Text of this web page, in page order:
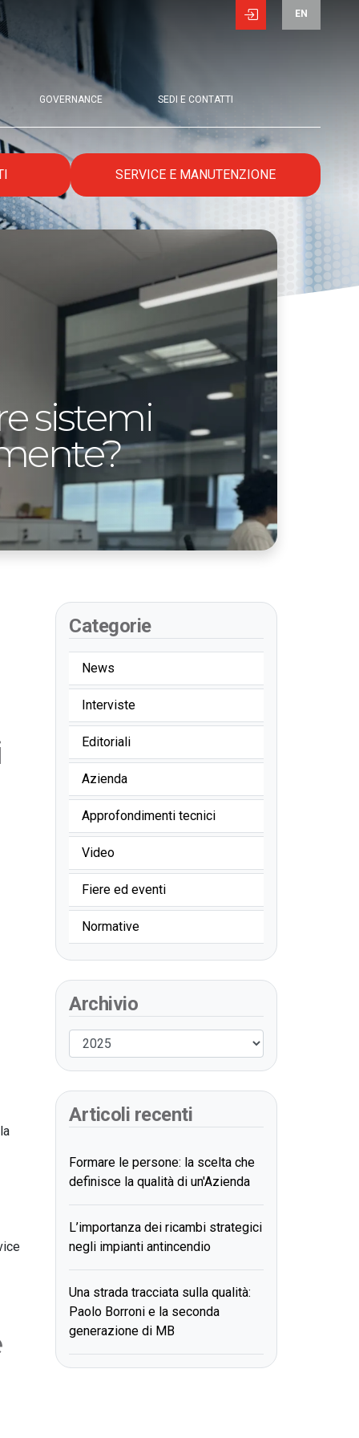
EN
GOVERNANCE SEDI E CONTATTI
SERVICE E MANUTENZIONE
sistemi
Categorie
News
Interviste
Editoriali
Azienda
Approfondimenti tecnici
Video
Fiere ed eventi
Normative
Archivio
Articoli recenti
Formare le persone: la scelta che
definisce la qualità di un'Azienda
L’importanza dei ricambi strategici
negli impianti antincendio
Una strada tracciata sulla qualità:
Paolo Borroni e la seconda
generazione di MB